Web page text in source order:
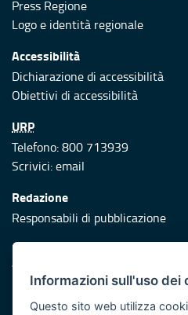
Press Regione
Logo e identità regionale
Accessibilità
Dichiarazione di accessibilità
Obiettivi di accessibilità
URP
Telefono: 800 713939
Scrivici:email
Redazione
Responsabili di pubblicazione
Protezione civile
Vai al sito di Protezione Civile
Iniziativa finanziata con risorse
Informazioni sull'uso dei
Questo sito web utilizza